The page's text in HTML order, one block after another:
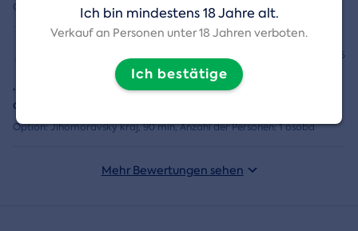
Option: Jihomoravský kraj, 90 min, Anzahl der Personen: 1 osoba
5,0 22. 10. 2025
„
Alles war in Ordnung. Proben ausgezeichnete Umgebung
angenehme Führung auf den ersten Platz
Option: Jihomoravský kraj, 90 min, Anzahl der Personen: 1 osoba
Mehr Bewertungen sehen
Ich bin mindestens 18 Jahre alt.
Verkauf an Personen unter 18 Jahren verboten.
Ich bestätige